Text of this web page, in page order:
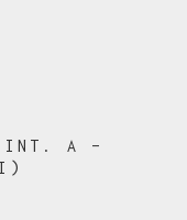
INT. A –